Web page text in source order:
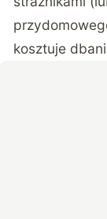
kosztuje